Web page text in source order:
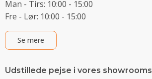
Man - Tirs: 10:00 - 15:00
Fre - Lør: 10:00 - 15:00
Se mere
Udstillede pejse i vores showrooms